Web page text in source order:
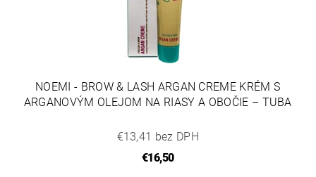
NOEMI - BROW & LASH ARGAN CREME KRÉM S
ARGANOVÝM OLEJOM NA RIASY A OBOČIE – TUBA
€13,41 bez DPH
€16,50